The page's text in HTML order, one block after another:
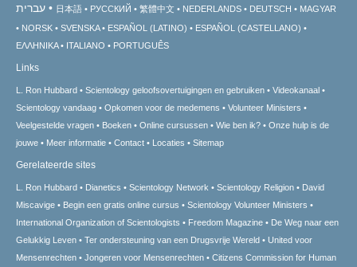
עברית 日本語 РУССКИЙ 繁體中文 NEDERLANDS DEUTSCH
MAGYAR
NORSK
SVENSKA ESPAÑOL (LATINO)
ESPAÑOL (CASTELLANO)
ΕΛΛΗΝΙΚA
ITALIANO PORTUGUÊS
Links
L. Ron Hubbard Scientology geloofsovertuigingen en gebruiken
Videokanaal
Scientology vandaag
Opkomen voor de medemens
Volunteer Ministers
Veelgestelde vragen
Boeken Online cursussen Wie ben ik?
Onze hulp is de
jouwe
Meer informatie Contact Locaties Sitemap
Gerelateerde sites
L. Ron Hubbard Dianetics Scientology Network Scientology Religion
David
Miscavige
Begin een gratis online cursus
Scientology Volunteer Ministers
International Organization of Scientologists
Freedom Magazine
De Weg naar een
Gelukkig Leven
Ter ondersteuning van een Drugsvrije Wereld
United voor
Mensenrechten
Jongeren voor Mensenrechten Citizens Commission for Human